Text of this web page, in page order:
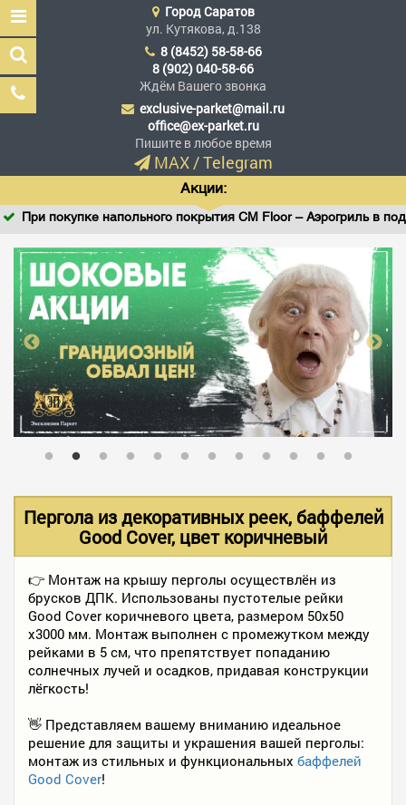
Эксклюзив Паркет
Мы сделали эксклюзив
доступным
ГЛАВНАЯ
АССОРТИМЕНТ
В НАЛИЧИИ
АКЦИИ
ФОТО РАБОТ
КОНТАКТЫ
ПОЛЕЗНОЕ
ГородСаратов
ул. Кутякова, д.138
8 (8452) 58-58-66
8 (902) 040-58-66
Ждём Вашего звонка
exclusive-parket@mail.ru
office@ex-parket.ru
Пишите в любое время
MAX/Telegram
Акции:
При покупке напольного покрытия CM Floor – Аэрогриль в
Пергола из декоративных реек, баффелей
Good Cover, цвет коричневый
👉 Монтаж на крышу перголы осуществлён из
брусков ДПК. Использованы пустотелые рейки
Good Cover коричневого цвета, размером 50х50
х3000 мм. Монтаж выполнен с промежутком между
рейками в 5 см, что препятствует попаданию
солнечных лучей и осадков, придавая конструкции
лёгкость!
👋 Представляем вашему вниманию идеальное
решение для защиты и украшения вашей перголы:
монтаж из стильных и функциональных баффелей
Good Cover!